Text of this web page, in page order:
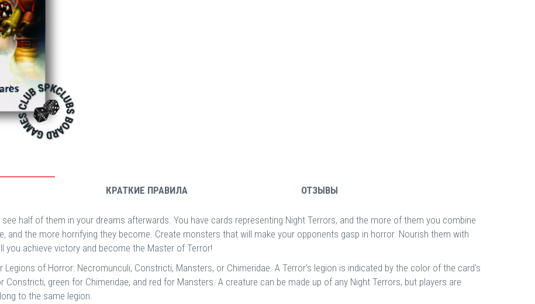
КРАТКИЕ ПРАВИЛА ОТЗЫВЫ
half of them in your dreams afterwards. You have cards representing Night Terrors, and the more of them you combine
and the more horrifying they become. Create monsters that will make your opponents gasp in horror. Nourish them with
you achieve victory and become the Master of Terror!
of Horror: Necromunculi, Constricti, Mansters, or Chimeridae. A Terror's legion is indicated by the color of the card's
green for Chimeridae, and red for Mansters. A creature can be made up of any Night Terrors, but players are
to the same legion.